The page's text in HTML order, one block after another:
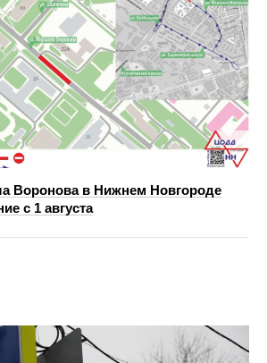
Воронова в Нижнем Новгороде
с 1 августа